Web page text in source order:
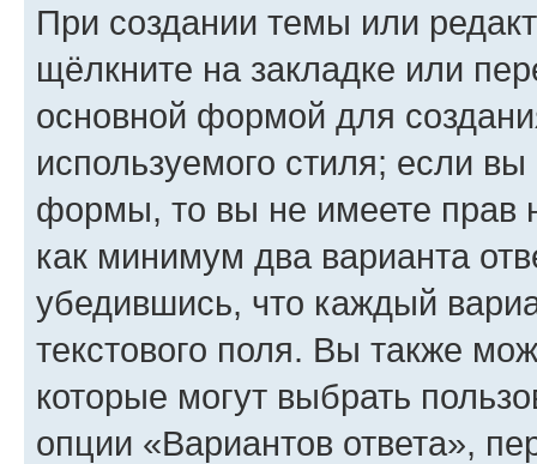
При создании темы или
щёлкните на закладке или
основной формой для
используемого стиля; если
формы, то вы не имеете прав
как минимум два варианта
убедившись, что каждый
текстового поля. Вы также
которые могут выбрать
опции «Вариантов ответа»,